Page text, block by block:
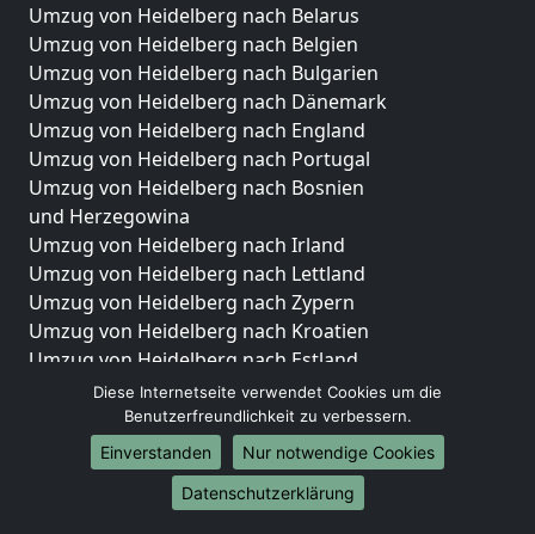
Umzug von Heidelberg nach Belarus
Umzug von Heidelberg nach Belgien
Umzug von Heidelberg nach Bulgarien
Umzug von Heidelberg nach Dänemark
Umzug von Heidelberg nach England
Umzug von Heidelberg nach Portugal
Umzug von Heidelberg nach Bosnien
und Herzegowina
Umzug von Heidelberg nach Irland
Umzug von Heidelberg nach Lettland
Umzug von Heidelberg nach Zypern
Umzug von Heidelberg nach Kroatien
Umzug von Heidelberg nach Estland
Umzug von Heidelberg nach Finnland
Umzug von Heidelberg nach Frankreich
Umzug von Heidelberg nach Griechenland
Umzug von Heidelberg nach Italien
Umzug von Heidelberg nach Liechtenstein
Diese Internetseite verwendet Cookies um die
Benutzerfreundlichkeit zu verbessern.
Einverstanden
Nur notwendige Cookies
Datenschutzerklärung